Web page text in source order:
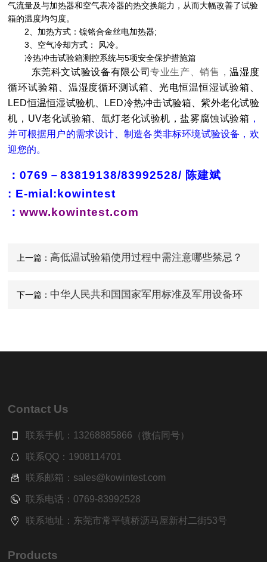
气流量及与加热器和空气表冷器的热交换能力，从而大幅改善了试验
箱的温度均匀度。
2、加热方式：镍铬合金丝电加热器;
3、空气冷却方式： 风冷。
冷热冲击试验箱测控系统与5项安全保护措施篇
东莞科文试验设备有限公司专业生产、销售，温湿度
循环试验箱、温湿度循环测试箱、光电恒温恒湿试验箱、
LED恒温恒湿试验机、LED冷热冲击试验箱、紫外老化试验
机，UV老化试验箱、氙灯老化试验机，盐雾腐蚀试验箱 ，
并可根据用户的需求设计、制造各类非标环境试验设备，欢
迎您的。
：0769 －83819138/83992528/ 陈建斌
: E-mial:kowintest
：www.kowintest.com
上一篇： 高低温试验箱使用过程中需注意哪些禁忌？
下一篇： 中华人民共和国国家军用标准及军用设备环
Contact Us
联系手机：13268885866（微信同号）
联系QQ：1908114701
联系邮箱：sales@kowintest.com
联系电话：0769-83992528
联系地址：东莞市常平镇桥沥马屋新村二街53号
Products